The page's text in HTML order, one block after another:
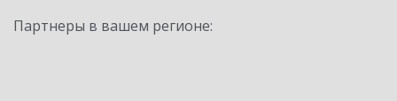
Партнеры в вашем регионе: